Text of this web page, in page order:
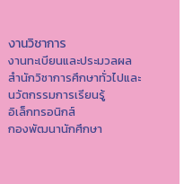
งานวิชาการ
งานทะเบียนและประมวลผล
สำนักวิชาการศึกษาทั่วไปและ
นวัตกรรมการเรียนรู้
อิเล็กทรอนิกส์
กองพัฒนานักศึกษา